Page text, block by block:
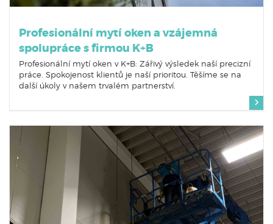
Profesionální mytí oken a vzájemná
spolupráce s firmou K+B
Profesionální mytí oken v K+B: Zářivý výsledek naší precizní
práce. Spokojenost klientů je naší prioritou. Těšíme se na
další úkoly v našem trvalém partnerství.